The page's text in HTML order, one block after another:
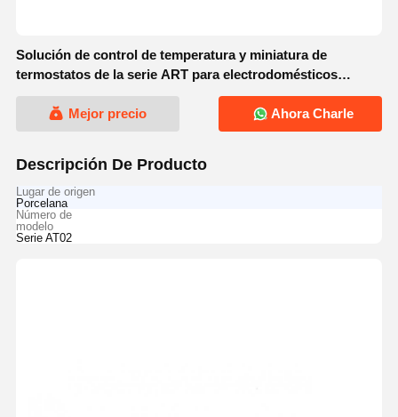
Solución de control de temperatura y miniatura de
termostatos de la serie ART para electrodomésticos
Mejor precio
Ahora Charle
Descripción De Producto
Lugar de origen
Porcelana
Número de
modelo
Serie AT02